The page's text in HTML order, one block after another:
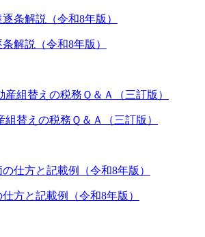
解説（令和8年版）
替えの税務Ｑ＆Ａ（三訂版）
方と記載例（令和8年版）